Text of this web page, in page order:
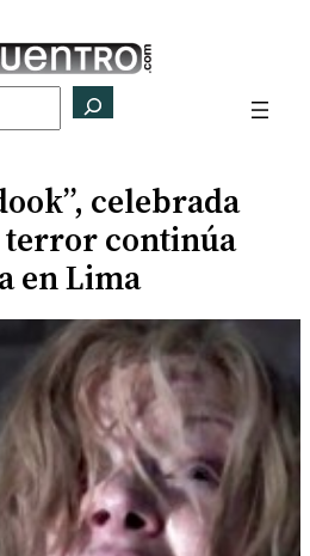
celebrada
continúa
en Lima